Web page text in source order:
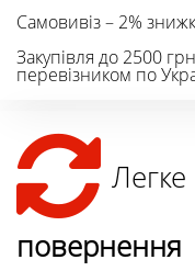
Самовивіз – 2%
Закупівля до 2500
перевізником по
Легке
повернення